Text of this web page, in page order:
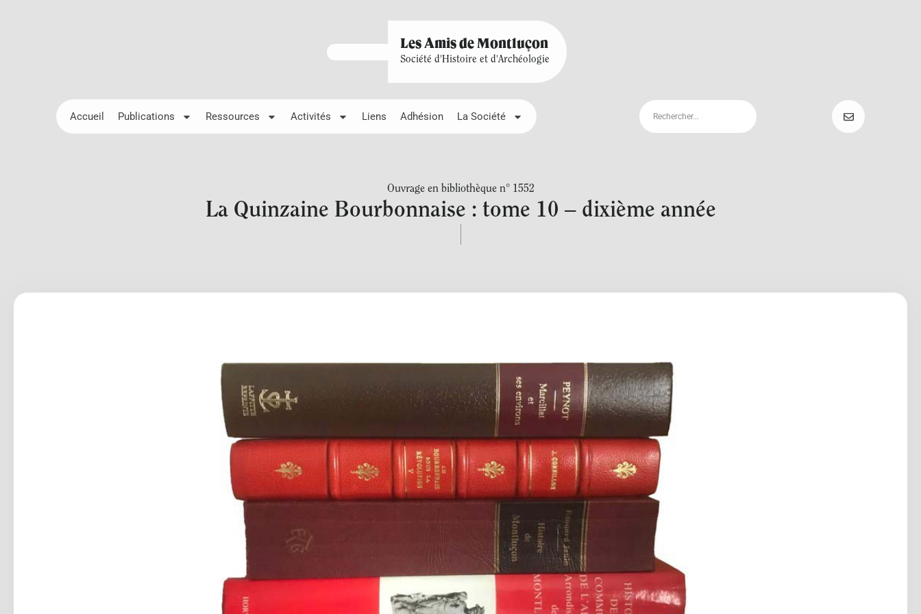
Les Amis de Montluçon
Société d'Histoire et d'Archéologie
Accueil Publications Ressources Activités Liens Adhésion La Société
Ouvrage en bibliothèque n° 1552
La Quinzaine Bourbonnaise : tome 10 – dixième année